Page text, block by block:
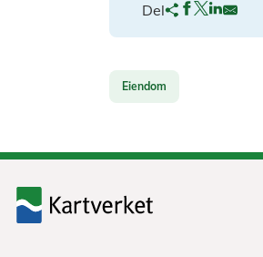
Del
Eiendom